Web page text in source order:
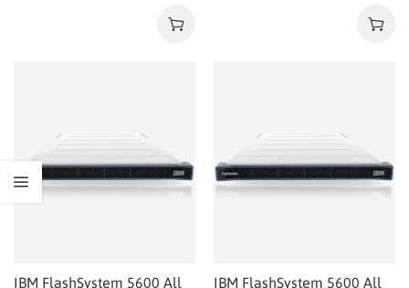
IBM FlashSystem 5600 All
IBM FlashSystem 5600 All